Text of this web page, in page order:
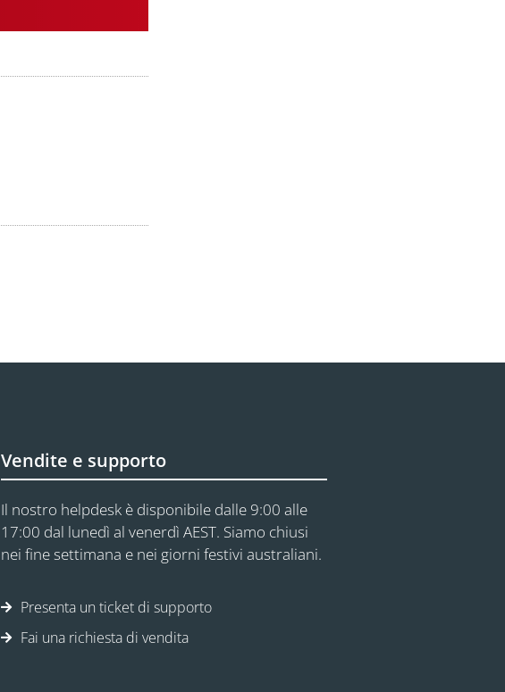
Vendite e supporto
Il nostro helpdesk è disponibile dalle 9:00 alle
17:00 dal lunedì al venerdì AEST. Siamo chiusi
nei fine settimana e nei giorni festivi australiani.
Presenta un ticket di supporto
Fai una richiesta di vendita